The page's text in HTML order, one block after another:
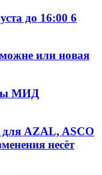
до 16:00 6
или новая
МИД
для AZAL, ASCO
несёт